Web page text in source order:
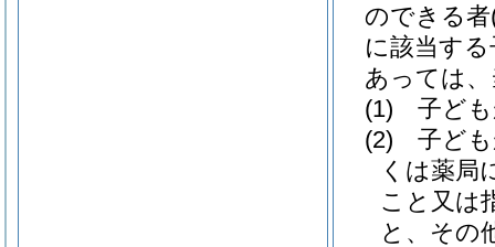
のできる者
に該当す
あっては
(1)
子ど
(2)
子ど
くは薬局
こと又は
と、その